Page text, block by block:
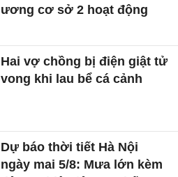
ương cơ sở 2 hoạt động
Hai vợ chồng bị điện giật tử
vong khi lau bể cá cảnh
Dự báo thời tiết Hà Nội
ngày mai 5/8: Mưa lớn kèm